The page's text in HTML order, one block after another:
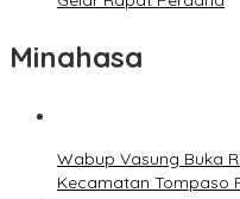
Minahasa
Wabup Vasung Buka
Kecamatan Tompaso